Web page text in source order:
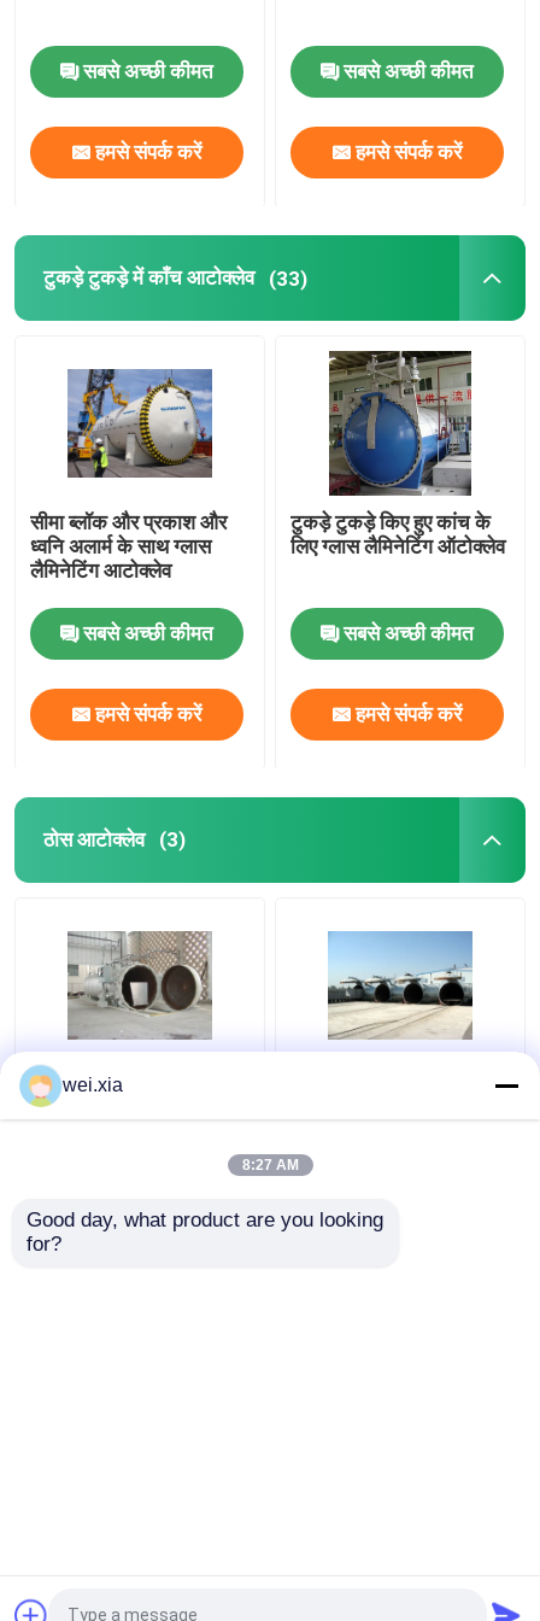
सबसे अच्छी कीमत
हमसे संपर्क करें
सबसे अच्छी कीमत
हमसे संपर्क करें
टुकड़े टुकड़े में काँच आटोक्लेव (33)
सीमा ब्लॉक और प्रकाश और
ध्वनि अलार्म के साथ ग्लास
लैमिनेटिंग आटोक्लेव
सबसे अच्छी कीमत
हमसे संपर्क करें
टुकड़े टुकड़े किए हुए कांच के
लिए ग्लास लैमिनेटिंग ऑटोक्लेव
सबसे अच्छी कीमत
हमसे संपर्क करें
ठोस आटोक्लेव (3)
कपड़ा रासायनिक कंक्रीट
आटोक्लेव
wei.xia
8:27 AM
Good day, what product are you looking
for?